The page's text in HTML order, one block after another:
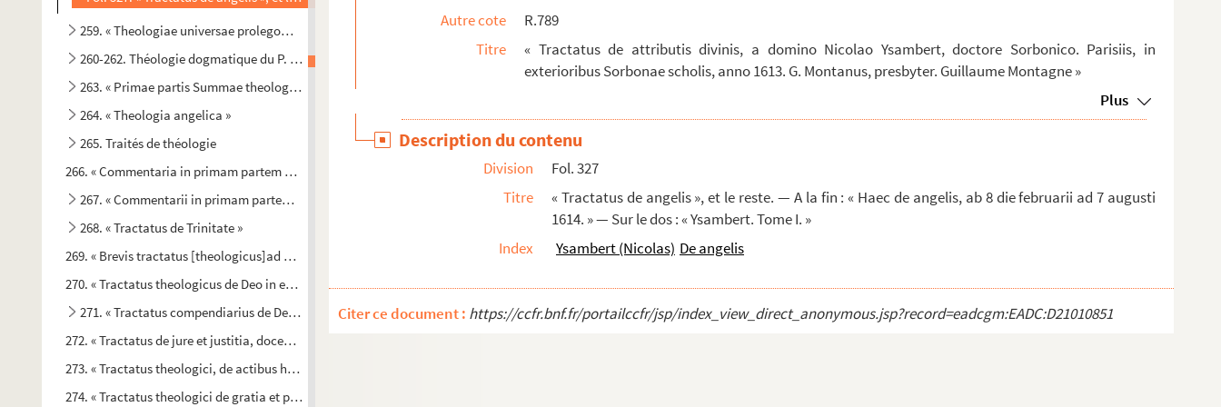
259. « Theologiae universae prolegomena »
260-262. Théologie dogmatique du P. Renoult, de l'Oratoire. — Trois volumes
263. « Primae partis Summae theologicae tractatus primus. De Deo perfectionibusque divinis »
264. « Theologia angelica »
265. Traités de théologie
266. « Commentaria in primam partem S. Thomae. » — A la fin : « Finis tractatus de Deo et de ejus attribu...
267. « Commentarii in primam partem sancti Thomae »
268. « Tractatus de Trinitate »
269. « Brevis tractatus [theologicus]ad mentem Joannis Duns Scoti, doctoris subtilis. » — De prooemialibu...
270. « Tractatus theologicus de Deo in essentia uno et in personis trino. Docente Anicii R. P. Pelletier,...
271. « Tractatus compendiarius de Deo in essentia uno et in personis trino, ex scriptis a RR. Patre Pelet...
272. « Tractatus de jure et justitia, docente Anicii R. P. Saunier, e Societate Jesu, audiente Antonio Fa...
273. « Tractatus theologici, de actibus humanis, de beatitudine et de angelis, docente Anicii R. P. Pelet...
274. « Tractatus theologici de gratia et peccatis, docente Anicii R. P. Peletier, e Societate Jesu, audie...
Autre cote
R.789
Titre
« Tractatus de attributis divinis, a domino Nicolao Ysambert, doctore Sorbonico. Parisiis, in
exterioribus Sorbonae scholis, anno 1613. G. Montanus, presbyter. Guillaume Montagne »
Plus
Description du contenu
Division
Fol. 327
Titre
« Tractatus de angelis », et le reste. — A la fin : « Haec de angelis, ab 8 die februarii ad 7 augusti
1614. » — Sur le dos : « Ysambert. Tome I. »
Index
Ysambert (Nicolas) De angelis
Citer ce document : https://ccfr.bnf.fr/portailccfr/jsp/index_view_direct_anonymous.jsp?record=eadcgm:EADC:D21010851